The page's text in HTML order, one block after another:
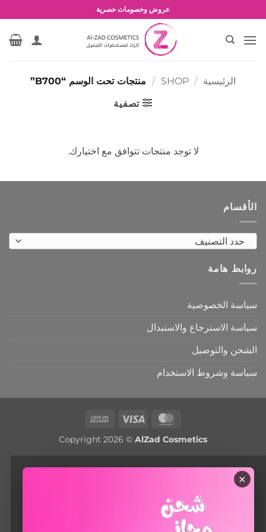
للمحتوى
عروض وخصومات حصرية
الرئيسية /
SHOP
/ منتجات تحت الوسم “B700”
تصفية
لا توجد منتجات تتوافق مع اختيارك.
الأقسام
حدد التصنيف
روابط هامة
سياسة الخصوصية
سياسة الاسترجاع والاستبدال
الشحن والتوصيل
سياسة وشروط الاستخدام
MasterCard
Visa
Delivery
Copyright 2026 © AlZad Cosmetics
أهلاً 😊
×